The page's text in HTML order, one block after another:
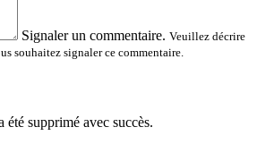
Signaler un commentaire. Veuillez décrire
souhaitez signaler ce commentaire.
supprimé avec succès.